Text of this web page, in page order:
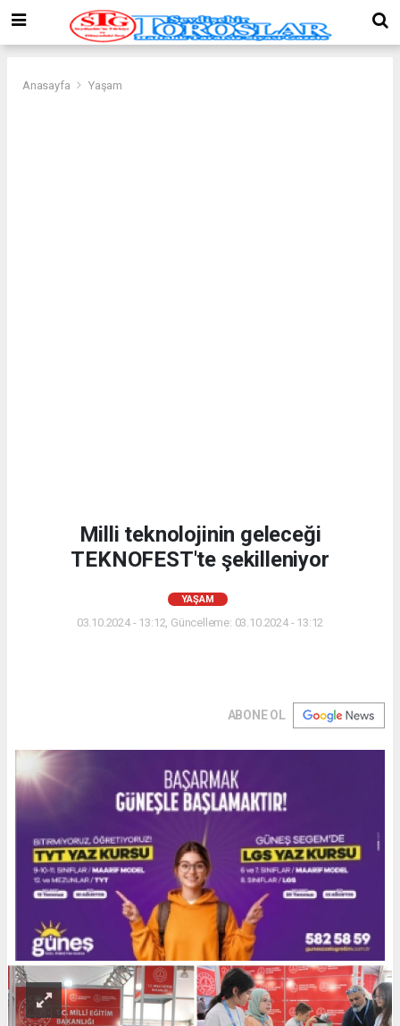
Anasayfa Yaşam
Milli teknolojinin geleceği
TEKNOFEST'te şekilleniyor
YAŞAM
03.10.2024 - 13:12, Güncelleme: 03.10.2024 - 13:12
ABONE OL